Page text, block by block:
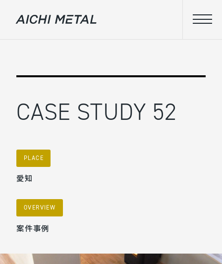
CASE STUDY 52
PLACE
愛知
OVERVIEW
案件事例